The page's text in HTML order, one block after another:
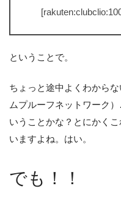
ということで。
ちょっと途中よくわから
ムプルーフネットワーク
いうことかな？とにかく
いますよね。はい。
でも！！